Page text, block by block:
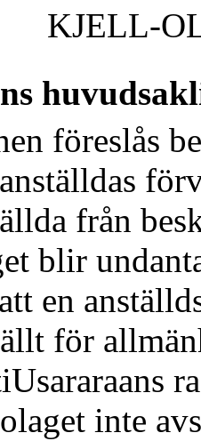
KJELL-
föreslås
från
blir
en
för
inte